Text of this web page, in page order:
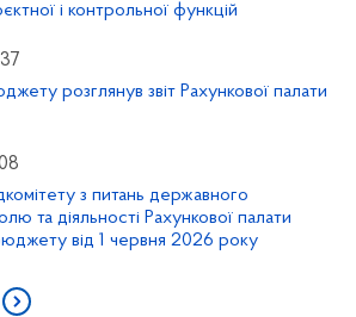
і контрольної функцій
розглянув звіт Рахункової палати
з питань державного
та діяльності Рахункової палати
від 1 червня 2026 року